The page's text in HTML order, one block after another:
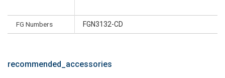
FG Numbers FGN3132-CD
recommended_accessories